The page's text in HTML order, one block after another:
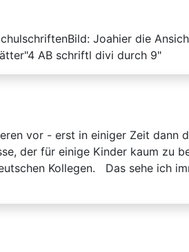
Joahier die
AB schriftl divi durch 9"
vor - erst in einiger Zeit dann
der für einige Kinder kaum zu
Kollegen. Das sehe ich